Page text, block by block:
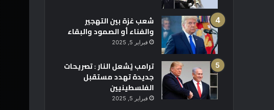
شعب غزة بين التهجير
والفناء أو الصمود والبقاء
فبراير 5, 2025
ترامب يُشعل النار : تصريحات
جديدة تهدد مستقبل
الفلسطينيين
فبراير 5, 2025